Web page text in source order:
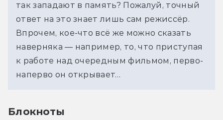
так западают в память? Пожалуй, точный
ответ на это знает лишь сам режиссёр.
Впрочем, кое-что всё же можно сказать
наверняка — например, то, что приступая
к работе над очередным фильмом, перво-
наперво он открывает…
Блокноты